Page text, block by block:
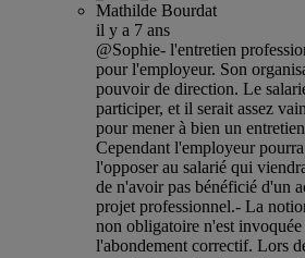
Mathilde Bourdat
il y a 7 ans
@Sophie- l'entretien
pour l'employeur. Son
pouvoir de direction. Le
participer, et il serait assez
pour mener à bien un
Cependant l'employeur
l'opposer au salarié qui
de n'avoir pas bénéficié d'un
projet professionnel.- La
non obligatoire n'est invoquée
l'abondement correctif. Lors